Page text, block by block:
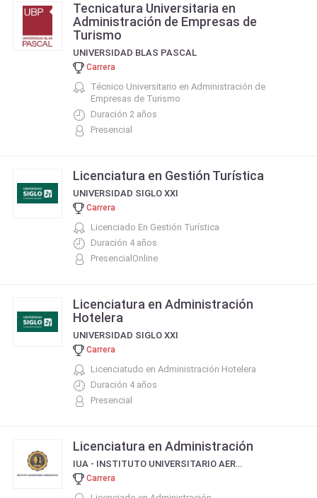
Tecnicatura Universitaria en
Administración de Empresas de
Turismo
UNIVERSIDAD BLAS PASCAL
Carrera
Técnico Universitario en Administración de
Empresas de Turismo
Duración 2 años
Presencial
Licenciatura en Gestión Turística
UNIVERSIDAD SIGLO XXI
Carrera
Licenciado En Gestión Turística
Duración 4 años
PresencialOnline
Licenciatura en Administración
Hotelera
UNIVERSIDAD SIGLO XXI
Carrera
Licenciatudo en Administración Hotelera
Duración 4 años
Presencial
Licenciatura en Administración
IUA - INSTITUTO UNIVERSITARIO AERONÁUTICO
Carrera